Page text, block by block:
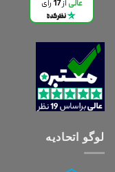
لوگو اتحادیه